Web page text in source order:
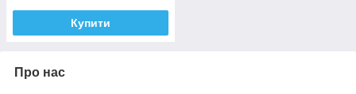
Купити
Про нас